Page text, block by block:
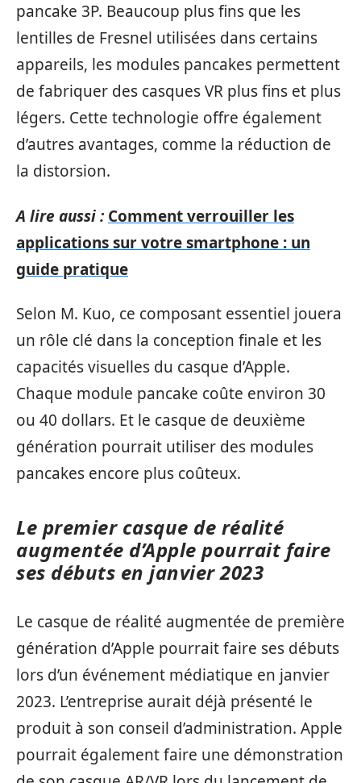
pancake 3P. Beaucoup plus fins que les
lentilles de Fresnel utilisées dans certains
appareils, les modules pancakes permettent
de fabriquer des casques VR plus fins et plus
légers. Cette technologie offre également
d’autres avantages, comme la réduction de
la distorsion.
A lire aussi : Comment verrouiller les
applications sur votre smartphone : un
guide pratique
Selon M. Kuo, ce composant essentiel jouera
un rôle clé dans la conception finale et les
capacités visuelles du casque d’Apple.
Chaque module pancake coûte environ 30
ou 40 dollars. Et le casque de deuxième
génération pourrait utiliser des modules
pancakes encore plus coûteux.
Le premier casque de réalité
augmentée d’Apple pourrait faire
ses débuts en janvier 2023
Le casque de réalité augmentée de première
génération d’Apple pourrait faire ses débuts
lors d’un événement médiatique en janvier
2023. L’entreprise aurait déjà présenté le
produit à son conseil d’administration. Apple
pourrait également faire une démonstration